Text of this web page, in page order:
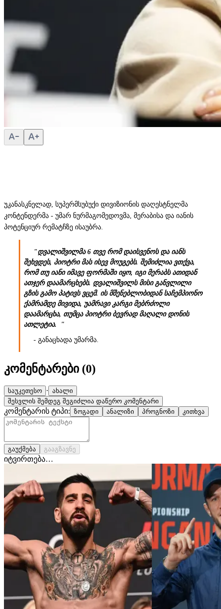
უკანასკნელად, სუპერმსუბუქი დივიზიონის დაღესტნელმა
კონტენდერმა - უმარ ნურმაგომედოვმა, მერაბისა და იანის
პოტენციურ რემატჩზე ისაუბრა.
"დვალიშვილმა 6 თვე რომ დაისვენოს და იანს
შეხვდეს, პიოტრი მას ისევ მოუგებს. შემიძლია ვთქვა,
რომ თუ იანი იმავე ფორმაში იყო, იგი მერაბს ათიდან
ათჯერ დაამარცხებს. დვალიშვილს მისი განვლილი
გზის გამო პატივს ვცემ. ის მშენებლობიდან საჩემპიონო
ქამრამდე მივიდა, უამრავი კარგი მებრძოლი
დაამარცხა, თუმცა პიოტრი ბევრად მაღალი დონის
ათლეტია. "
- განაცხადა უმარმა.
კომენტარები (0)
საუკეთესო · ახალი
შესვლის შემდეგ შეგიძლია დაწერო კომენტარი
კომენტარის ტიპი: ზოგადი ანალიზი პროგნოზი კითხვა
გაუქმება გააგზავნე
იტვირთება…